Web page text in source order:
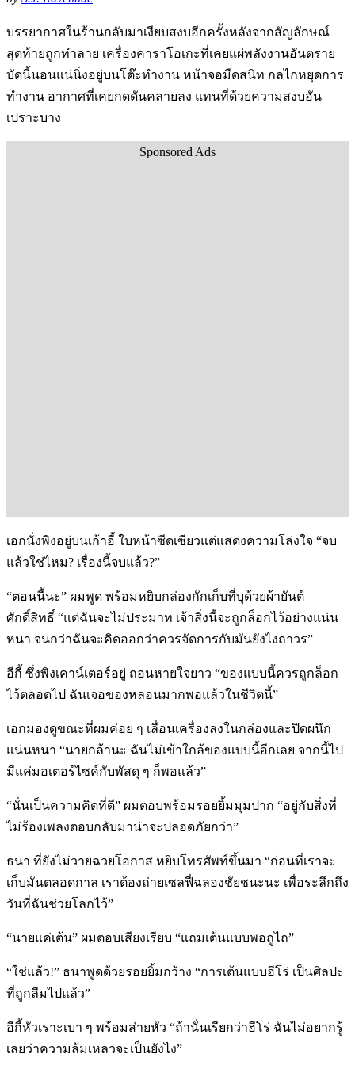
บรรยากาศในร้านกลับมาเงียบสงบอีกครั้งหลังจากสัญลักษณ์
สุดท้ายถูกทำลาย เครื่องคาราโอเกะที่เคยแผ่พลังงานอันตราย
บัดนี้นอนแน่นิ่งอยู่บนโต๊ะทำงาน หน้าจอมืดสนิท กลไกหยุดการ
ทำงาน อากาศที่เคยกดดันคลายลง แทนที่ด้วยความสงบอัน
เปราะบาง
Sponsored Ads
เอกนั่งพิงอยู่บนเก้าอี้ ใบหน้าซีดเซียวแต่แสดงความโล่งใจ “จบ
แล้วใช่ไหม? เรื่องนี้จบแล้ว?”
“ตอนนี้นะ” ผมพูด พร้อมหยิบกล่องกักเก็บที่บุด้วยผ้ายันต์
ศักดิ์สิทธิ์ “แต่ฉันจะไม่ประมาท เจ้าสิ่งนี้จะถูกล็อกไว้อย่างแน่น
หนา จนกว่าฉันจะคิดออกว่าควรจัดการกับมันยังไงถาวร”
อีกี้ ซึ่งพิงเคาน์เตอร์อยู่ ถอนหายใจยาว “ของแบบนี้ควรถูกล็อก
ไว้ตลอดไป ฉันเจอของหลอนมากพอแล้วในชีวิตนี้”
เอกมองดูขณะที่ผมค่อย ๆ เลื่อนเครื่องลงในกล่องและปิดผนึก
แน่นหนา “นายกล้านะ ฉันไม่เข้าใกล้ของแบบนี้อีกเลย จากนี้ไป
มีแค่มอเตอร์ไซค์กับพัสดุ ๆ ก็พอแล้ว”
“นั่นเป็นความคิดที่ดี” ผมตอบพร้อมรอยยิ้มมุมปาก “อยู่กับสิ่งที่
ไม่ร้องเพลงตอบกลับมาน่าจะปลอดภัยกว่า”
ธนา ที่ยังไม่วายฉวยโอกาส หยิบโทรศัพท์ขึ้นมา “ก่อนที่เราจะ
เก็บมันตลอดกาล เราต้องถ่ายเซลฟี่ฉลองชัยชนะนะ เพื่อระลึกถึง
วันที่ฉันช่วยโลกไว้”
“นายแค่เต้น” ผมตอบเสียงเรียบ “แถมเต้นแบบพอถูไถ”
“ใช่แล้ว!” ธนาพูดด้วยรอยยิ้มกว้าง “การเต้นแบบฮีโร่ เป็นศิลปะ
ที่ถูกลืมไปแล้ว”
อีกี้หัวเราะเบา ๆ พร้อมส่ายหัว “ถ้านั่นเรียกว่าฮีโร่ ฉันไม่อยากรู้
เลยว่าความล้มเหลวจะเป็นยังไง”